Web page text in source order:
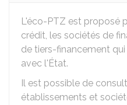
L'éco-PTZ est proposé
crédit, les sociétés de
de tiers-financement
avec l'État.
Il est possible de
établissements et